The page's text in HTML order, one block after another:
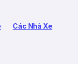
Các Nhà Xe